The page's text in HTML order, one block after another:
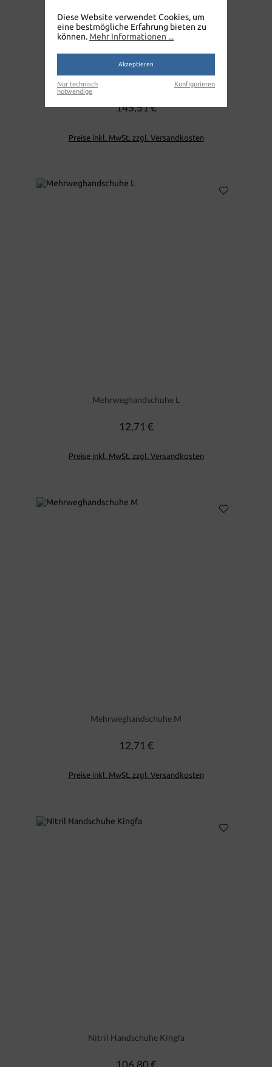
Latex Einweghandschuhe 10 x 100 Stück
Regulärer Preis:
145,51 €
Preise inkl. MwSt. zzgl. Versandkosten
Mehrweghandschuhe L
Regulärer Preis:
12,71 €
Preise inkl. MwSt. zzgl. Versandkosten
Mehrweghandschuhe M
Regulärer Preis:
12,71 €
Preise inkl. MwSt. zzgl. Versandkosten
Nitril Handschuhe Kingfa
Regulärer Preis:
106,80 €
Diese Website verwendet Cookies, um
eine bestmögliche Erfahrung bieten zu
können. Mehr Informationen ...
Akzeptieren
Nur technisch
notwendige
Konfigurieren